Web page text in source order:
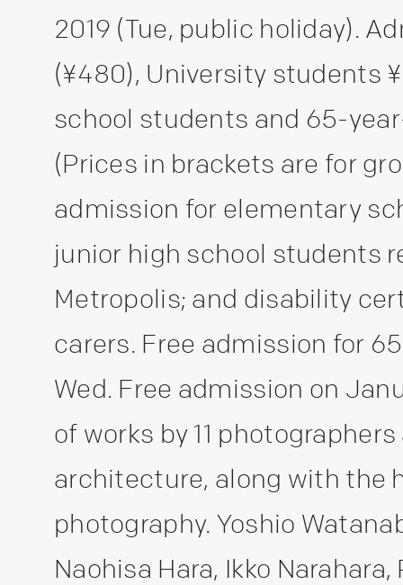
2019 (Tue, public holiday).
(¥480), University students
school students and 65-
(Prices in brackets are for
admission for elementary
junior high school students
Metropolis; and disability
carers. Free admission for
Wed. Free admission on
of works by 11
architecture, along with the
photography. Yoshio
Naohisa Hara, Ikko